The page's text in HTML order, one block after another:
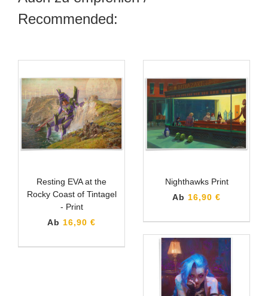
Recommended:
Resting EVA at the
Rocky Coast of Tintagel
- Print
Ab 16,90 €
Nighthawks Print
Ab 16,90 €